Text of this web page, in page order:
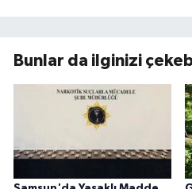
Bunlar da ilginizi